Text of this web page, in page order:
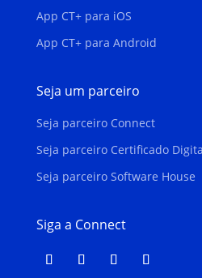
App CT+ para iOS
App CT+ para Android
Seja um parceiro
Seja parceiro Connect
Seja parceiro Certificado
Seja parceiro Software House
Siga a Connect